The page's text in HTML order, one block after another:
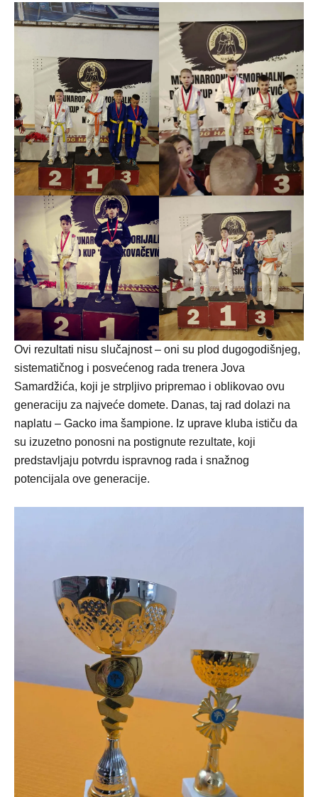
Ovi rezultati nisu slučajnost – oni su plod dugogodišnjeg,
sistematičnog i posvećenog rada trenera Jova
Samardžića, koji je strpljivo pripremao i oblikovao ovu
generaciju za najveće domete. Danas, taj rad dolazi na
naplatu – Gacko ima šampione. Iz uprave kluba ističu da
su izuzetno ponosni na postignute rezultate, koji
predstavljaju potvrdu ispravnog rada i snažnog
potencijala ove generacije.